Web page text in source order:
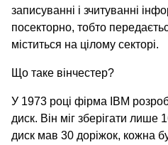
записуванні і зчитуванні
посекторно, тобто
міститься на цілому секторі.
Що таке вінчестер?
У 1973 році фірма ІВМ
диск. Він міг зберігати лише
диск мав 30 доріжок, кожна